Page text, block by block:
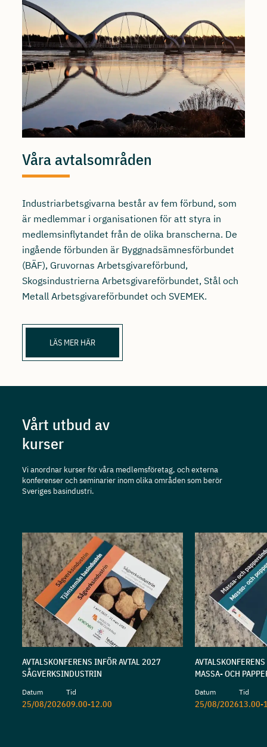
Våra avtalsområden
Industriarbetsgivarna består av fem förbund, som
är medlemmar i organisationen för att styra in
medlemsinflytandet från de olika branscherna. De
ingående förbunden är Byggnadsämnesförbundet
(BÄF), Gruvornas Arbetsgivareförbund,
Skogsindustrierna Arbetsgivareförbundet, Stål och
Metall Arbetsgivareförbundet och SVEMEK.
LÄS MER HÄR
Vårt utbud av
kurser
Vi anordnar kurser för våra medlemsföretag, och externa
konferenser och seminarier inom olika områden som berör
Sveriges basindustri.
AVTALSKONFERENS INFÖR AVTAL 2027
SÅGVERKSINDUSTRIN
Datum
25/08/2026
Tid
09.00-12.00
MASSA- OCH
Datum
25/08/2026
Tid
13.00-